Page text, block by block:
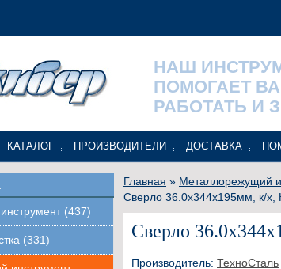
НАШ
ПОМОГАЕТ
РАБОТАТЬ И
КАТАЛОГ ПРОИЗВОДИТЕЛИ ДОСТАВКА
(437)
(331)
Главная » Металлорежущий
Сверло 36.0x344x195мм, к/
Сверло
Производитель: ТехноСталь